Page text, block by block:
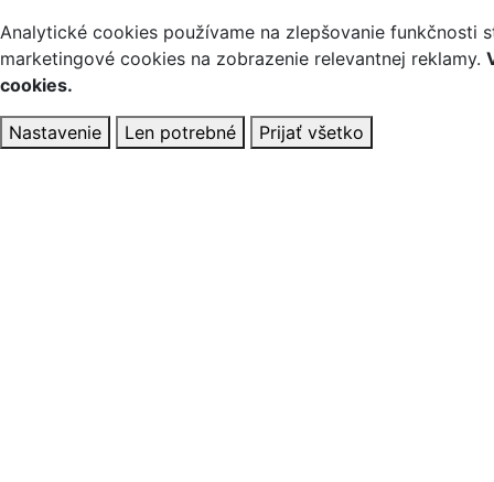
Analytické cookies používame na zlepšovanie funkčnosti
marketingové cookies na zobrazenie relevantnej reklamy.
cookies.
Nastavenie Len potrebné Prijať všetko